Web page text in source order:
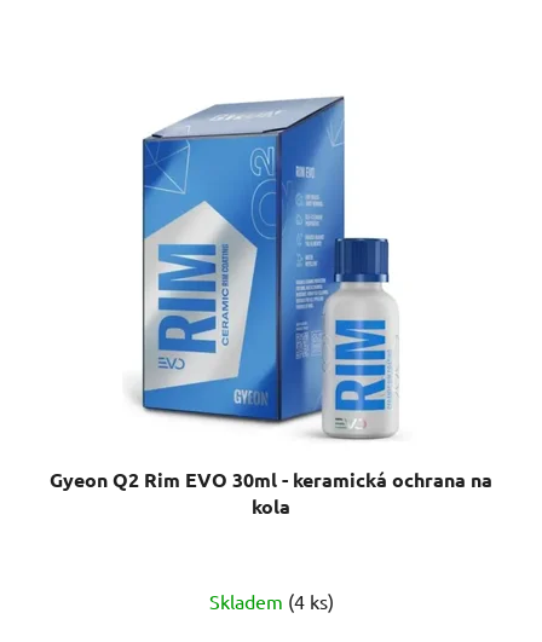
Gyeon Q2 Rim EVO 30ml - keramická ochrana na
kola
hodnocení
Skladem (4 ks)